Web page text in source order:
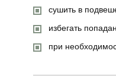
сушить в
избегать
при